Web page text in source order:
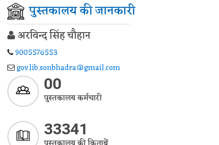
पुस्तकालय की जानकारी
अरविन्द सिंह चौहान
9005576553
gov.lib.sonbhadra@gmail.com
00
पुस्तकालय कर्मचारी
33341